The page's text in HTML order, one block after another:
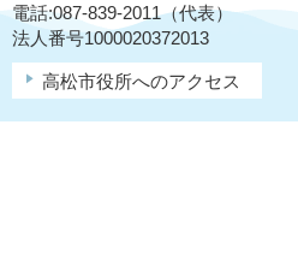
電話:087-839-2011（代表）
法人番号1000020372013
高松市役所へのアクセス